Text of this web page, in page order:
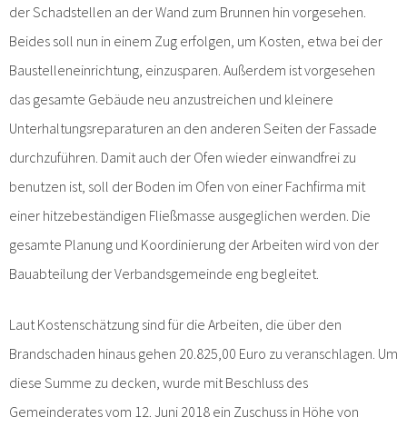
der Schadstellen an der Wand zum Brunnen hin vorgesehen.
Beides soll nun in einem Zug erfolgen, um Kosten, etwa bei der
Baustelleneinrichtung, einzusparen. Außerdem ist vorgesehen
das gesamte Gebäude neu anzustreichen und kleinere
Unterhaltungsreparaturen an den anderen Seiten der Fassade
durchzuführen. Damit auch der Ofen wieder einwandfrei zu
benutzen ist, soll der Boden im Ofen von einer Fachfirma mit
einer hitzebeständigen Fließmasse ausgeglichen werden. Die
gesamte Planung und Koordinierung der Arbeiten wird von der
Bauabteilung der Verbandsgemeinde eng begleitet.
Laut Kostenschätzung sind für die Arbeiten, die über den
Brandschaden hinaus gehen 20.825,00 Euro zu veranschlagen. Um
diese Summe zu decken, wurde mit Beschluss des
Gemeinderates vom 12. Juni 2018 ein Zuschuss in Höhe von